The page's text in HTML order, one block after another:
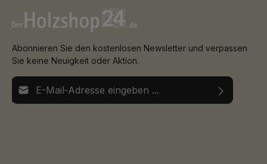
Abonnieren Sie den kostenlosen Newsletter und verpassen
Sie keine Neuigkeit oder Aktion.
E-Mail-Adresse*